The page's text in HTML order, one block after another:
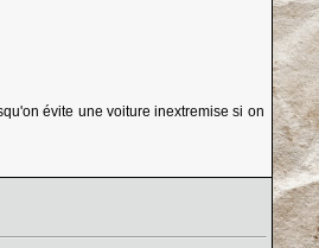
évite une voiture inextremise si on